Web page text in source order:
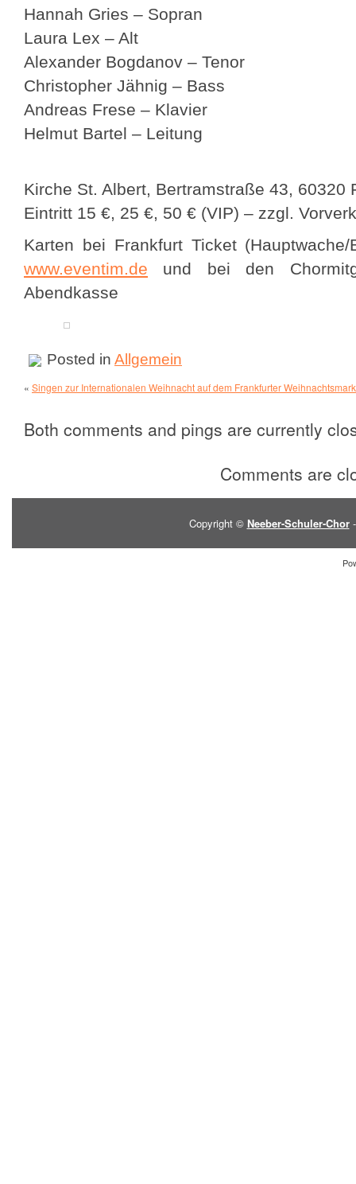
Hannah Gries – Sopran
Laura Lex – Alt
Alexander Bogdanov – Tenor
Christopher Jähnig – Bass
Andreas Frese – Klavier
Helmut Bartel – Leitung
Kirche St. Albert, Bertramstraße 43, 60320
Eintritt 15 €, 25 €, 50 € (VIP) – zzgl.
Karten bei Frankfurt Ticket (Hauptwache/
www.eventim.de und bei den
Abendkasse
Posted in Allgemein
« Singen zur Internationalen Weihnacht auf dem Frankfurter
Both comments and pings are currently
Comments are
Copyright © Neeber-Schuler-Chor-